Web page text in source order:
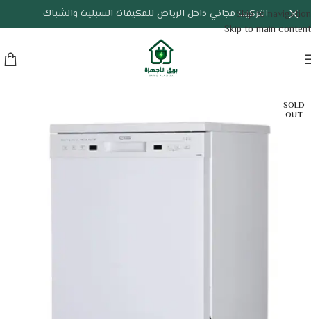
Skip to navigation
Skip to main content
التركيب مجاني داخل الرياض للمكيفات السبليت والشباك
SOLD
OUT